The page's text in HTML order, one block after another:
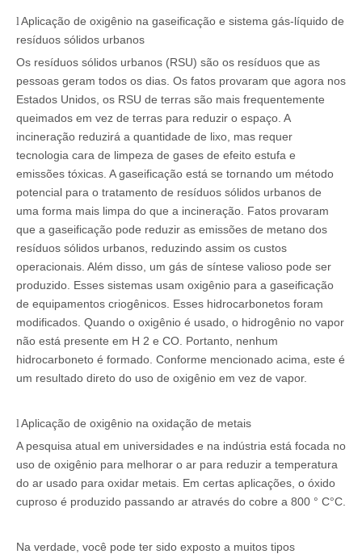
lAplicação de oxigênio na gaseificação e sistema gás-líquido de
resíduos sólidos urbanos
Os resíduos sólidos urbanos (RSU) são os resíduos que as
pessoas geram todos os dias. Os fatos provaram que agora nos
Estados Unidos, os RSU de terras são mais frequentemente
queimados em vez de terras para reduzir o espaço. A
incineração reduzirá a quantidade de lixo, mas requer
tecnologia cara de limpeza de gases de efeito estufa e
emissões tóxicas. A gaseificação está se tornando um método
potencial para o tratamento de resíduos sólidos urbanos de
uma forma mais limpa do que a incineração. Fatos provaram
que a gaseificação pode reduzir as emissões de metano dos
resíduos sólidos urbanos, reduzindo assim os custos
operacionais. Além disso, um gás de síntese valioso pode ser
produzido. Esses sistemas usam oxigênio para a gaseificação
de equipamentos criogênicos. Esses hidrocarbonetos foram
modificados. Quando o oxigênio é usado, o hidrogênio no vapor
não está presente em H 2 e CO. Portanto, nenhum
hidrocarboneto é formado. Conforme mencionado acima, este é
um resultado direto do uso de oxigênio em vez de vapor.
lAplicação de oxigênio na oxidação de metais
A pesquisa atual em universidades e na indústria está focada no
uso de oxigênio para melhorar o ar para reduzir a temperatura
do ar usado para oxidar metais. Em certas aplicações, o óxido
cuproso é produzido passando ar através do cobre a 800 ° C°C.
Na verdade, você pode ter sido exposto a muitos tipos